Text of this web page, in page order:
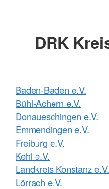
DRK
Baden-Baden e.V.
Bühl-Achern e.V.
Donaueschingen e.V.
Emmendingen e.V.
Freiburg e.V.
Kehl e.V.
Landkreis Konstanz e.V.
Lörrach e.V.